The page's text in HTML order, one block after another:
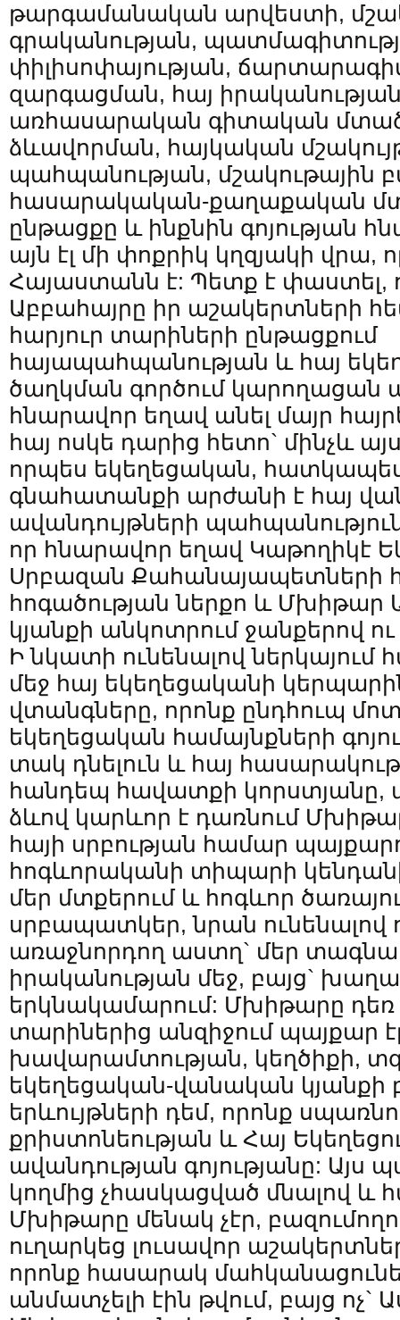
թարգամանական արվեստի,
գրականության,
փիլիսոփայության,
զարգացման, հայ
առհասարական գիտական
ձևավորման, հայկական
պահպանության, մշակութային
հասարակական-քաղաքական
ընթացքը և ինքնին գոյության
այն էլ մի փոքրիկ կղզյակի վրա,
Հայաստանն է: Պետք է փաստել,
Աբբահայրը իր աշակերտների
հարյուր տարիների ընթացքում
հայապահպանության և հայ
ծաղկման գործում կարողացան
հնարավոր եղավ անել մայր
հայ ոսկե դարից հետո` մինչև
որպես եկեղեցական,
գնահատանքի արժանի է հայ
ավանդույթների
որ հնարավոր եղավ Կաթողիկէ
Սրբազան Քահանայապետների
հոգածության ներքո և Մխիթար
կյանքի անկոտրում ջանքերով
Ի նկատի ունենալով ներկայում
մեջ հայ եկեղեցականի
վտանգները, որոնք ընդհուպ
եկեղեցական համայնքների
տակ դնելուն և հայ
հանդեպ հավատքի կորստյանը,
ձևով կարևոր է դառնում
հայի սրբության համար
հոգևորականի տիպարի կենդանի
մեր մտքերում և հոգևոր
սրբապատկեր, նրան
առաջնորդող աստղ` մեր
իրականության մեջ, բայց`
երկնակամարում: Մխիթարը
տարիներից անզիջում պայքար
խավարամտության, կեղծիքի,
եկեղեցական-վանական կյանքի
երևույթների դեմ, որոնք
քրիստոնեության և Հայ
ավանդության գոյությանը: Այս
կողմից չհասկացված մնալով և
Մխիթարը մենակ չէր,
ուղարկեց լուսավոր
որոնք հասարակ
անմատչելի էին թվում, բայց